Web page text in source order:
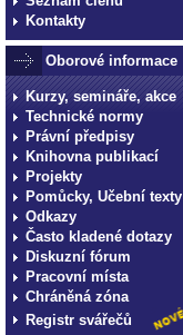
Kontakty
Oborové informace
Kurzy, semináře, akce
Technické normy
Právní předpisy
Knihovna publikací
Projekty
Pomůcky, Učební texty
Odkazy
Často kladené dotazy
Diskuzní fórum
Pracovní místa
Chráněná zóna
Registr svářečů